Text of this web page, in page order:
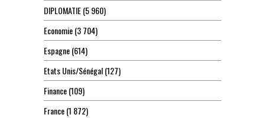
DIPLOMATIE(5 960)
Economie(3 704)
Espagne(614)
Etats Unis/Sénégal(127)
Finance(109)
France(1 872)